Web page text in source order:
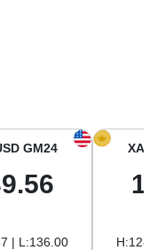
sur
GM24
| L:136.00